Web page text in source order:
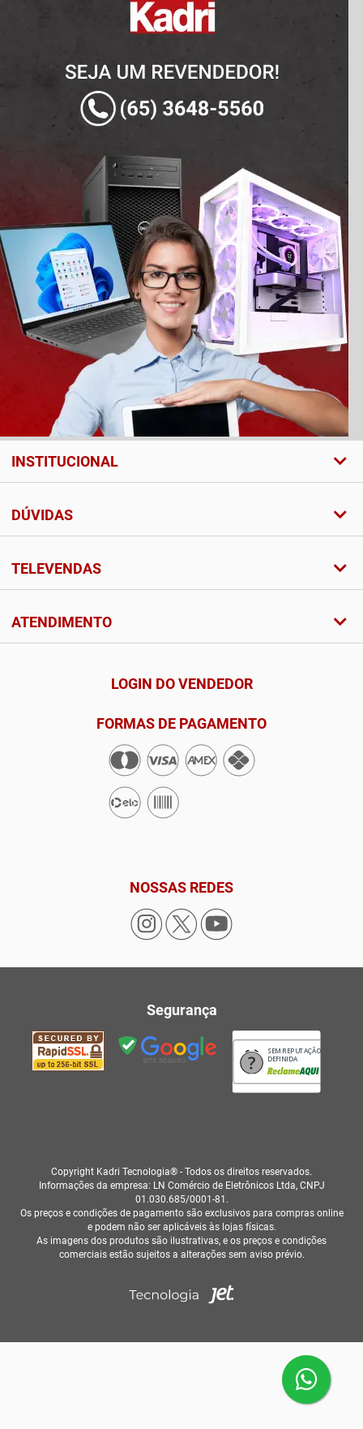
INSTITUCIONAL
DÚVIDAS
TELEVENDAS
ATENDIMENTO
LOGIN DO VENDEDOR
FORMAS DE PAGAMENTO
NOSSAS REDES
Segurança
SEM REPUTAÇÃO
DEFINIDA
Copyright Kadri Tecnologia® - Todos os direitos reservados.
Informações da empresa: LN Comércio de Eletrônicos Ltda, CNPJ
01.030.685/0001-81.
Os preços e condições de pagamento são exclusivos para compras online
e podem não ser aplicáveis às lojas físicas.
As imagens dos produtos são ilustrativas, e os preços e condições
comerciais estão sujeitos a alterações sem aviso prévio.